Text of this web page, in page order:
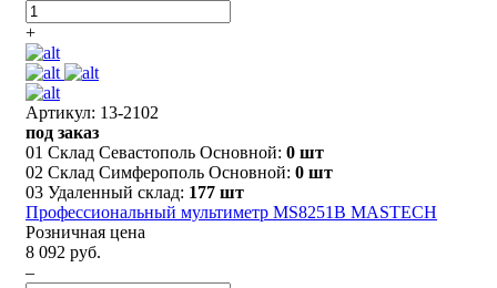
+
Артикул: 13-2102
под заказ
01 Склад Севастополь Основной: 0 шт
02 Склад Симферополь Основной: 0 шт
03 Удаленный склад: 177 шт
Профессиональный мультиметр MS8251B MASTECH
Розничная цена
8 092 руб.
–